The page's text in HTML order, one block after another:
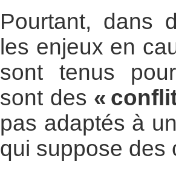
Pourtant, dans
les enjeux en
sont tenus
sont des «
pas adaptés à
qui suppose des